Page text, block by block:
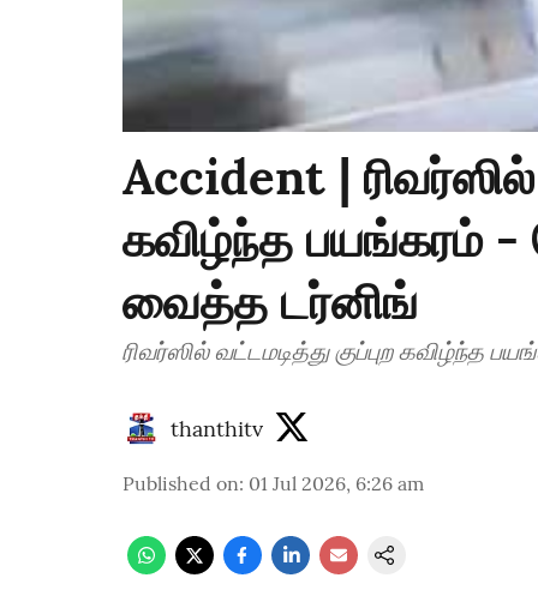
Accident | ரிவர்ஸில்
கவிழ்ந்த பயங்கரம்
வைத்த டர்னிங்
ரிவர்ஸில் வட்டமடித்து குப்புற
thanthitv
Published on: 01 Jul 2026, 6:26 am